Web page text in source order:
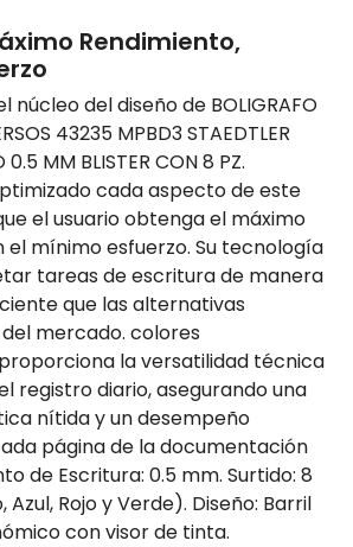
Rendimiento,
núcleo del diseño de BOLIGRAFO
43235 MPBD3 STAEDTLER
0.5 MM BLISTER CON 8 PZ.
cada aspecto de este
el usuario obtenga el máximo
mínimo esfuerzo. Su tecnología
tareas de escritura de manera
que las alternativas
mercado. colores
la versatilidad técnica
registro diario, asegurando una
nítida y un desempeño
página de la documentación
de Escritura: 0.5 mm. Surtido: 8
Azul, Rojo y Verde). Diseño: Barril
con visor de tinta.